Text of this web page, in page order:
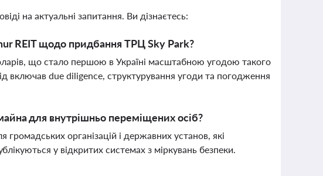
на актуальні запитання. Ви дізнаєтесь:
REIT щодо придбання ТРЦ Sky Park?
що стало першою в Україні масштабною угодою такого
включав due diligence, структурування угоди та погодження
для внутрішньо переміщених осіб?
громадських організацій і державних установ, які
у відкритих системах з міркувань безпеки.